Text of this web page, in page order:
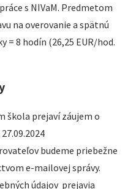
s NIVaM. Predmetom
na overovanie a spätnú
= 8 hodín (26,25 EUR/hod.
škola prejaví záujem o
budeme priebežne
e-mailovej správy.
údajov prejavia